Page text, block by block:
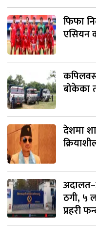
फिफा
एसियन
बोकेका
देशमा
ठगी, ५
प्रहरी